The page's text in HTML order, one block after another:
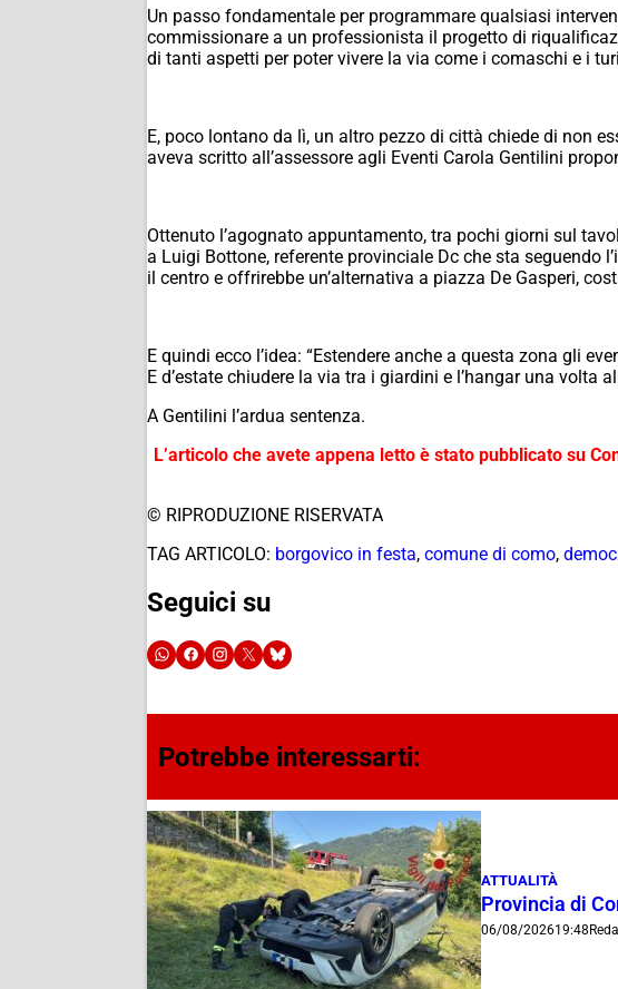
Un passo fondamentale per programmare qualsiasi
commissionare a un professionista il progetto di
di tanti aspetti per poter vivere la via come i comaschi e i
E, poco lontano da lì, un altro pezzo di città chiede di non
aveva scritto all’assessore agli Eventi Carola Gentilini
Ottenuto l’agognato appuntamento, tra pochi giorni sul
a Luigi Bottone, referente provinciale Dc che sta seguendo
il centro e offrirebbe un’alternativa a piazza De Gasperi,
E quindi ecco l’idea: “Estendere anche a questa zona gli
E d’estate chiudere la via tra i giardini e l’hangar una volta
A Gentilini l’ardua sentenza.
L’articolo che avete appena letto è stato pubblicato su
© RIPRODUZIONE RISERVATA
TAG ARTICOLO: borgovico in festa, comune di como,
Seguici su
Potrebbe interessarti:
ATTUALITÀ
Provincia di
06/08/202619:48